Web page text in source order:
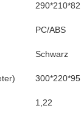
290*210*82
PC/ABS
Schwarz
300*220*95
1,22